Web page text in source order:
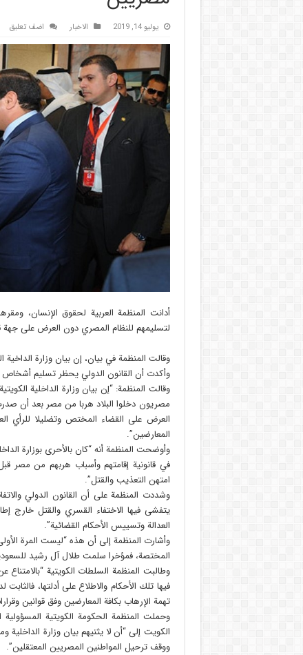
يوليو 14, 2019 الاخبار اضف تعليق
أدانت المنظمة العربية لحقوق الإنسان،
لتسليمهم للنظام المصري دون العرض على جهة
وقالت المنظمة في بيان، إن بيان وزارة
وأكدت أن القانون الدولي يحظر تسليم أشخاص
وقالت المنظمة: “إن بيان وزارة الداخلية
مصريون دخلوا البلاد هربا من مصر بعد أن
العرض على القضاء المختص وتضليلا للرأي
المعارضين”.
وأوضحت المنظمة أنه “كان بالأحرى بوزارة
في قانونية إقامتهم وأسباب هربهم من مصر
امتهن التعذيب والقتل”.
وشددت المنظمة على أن القانون الدولي
يتفشى فيها الاختفاء القسري والقتل خارج
العدالة وتسييس الأحكام القضائية”.
وأشارت المنظمة إلى أن هذه “ليست المرة
المختصة، فمؤخرا سلمت طلال آل رشيد
وطالبت المنظمة السلطات الكويتية
فيها تلك الأحكام والاطلاع على أدلتها،
تهمة الإرهاب بكافة المعارضين وفق قوانين
وحملت المنظمة الحكومة الكويتية
الكويت إلى “أن لا يثنيهم بيان وزارة
ووقف ترحيل المواطنين المصريين المعتقلين”.